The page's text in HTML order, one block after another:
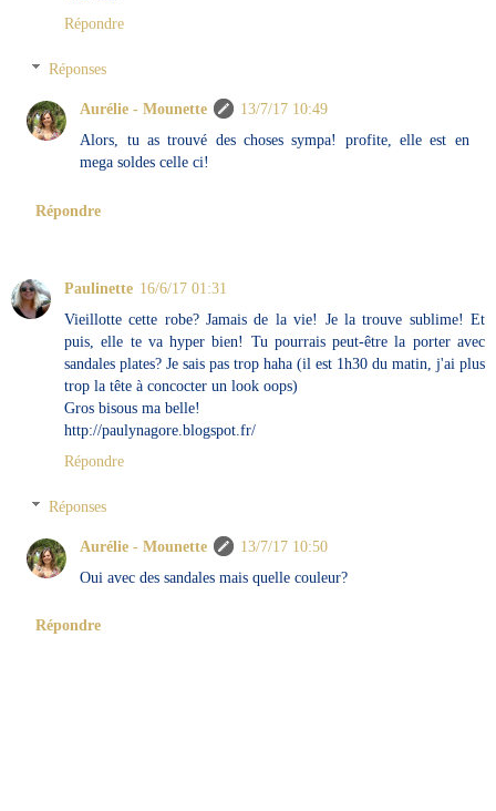
Répondre
Réponses
Aurélie - Mounette
13/7/17 10:49
Alors, tu as trouvé des choses sympa! profite, elle est en
mega soldes celle ci!
Répondre
Paulinette 16/6/17 01:31
Vieillotte cette robe? Jamais de la vie! Je la trouve sublime! Et
puis, elle te va hyper bien! Tu pourrais peut-être la porter avec
sandales plates? Je sais pas trop haha (il est 1h30 du matin, j'ai plus
trop la tête à concocter un look oops)
Gros bisous ma belle!
http://paulynagore.blogspot.fr/
Répondre
Réponses
Aurélie - Mounette
13/7/17 10:50
Oui avec des sandales mais quelle couleur?
Répondre